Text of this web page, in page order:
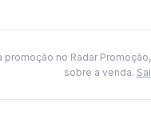
promoção no Radar
sobre a venda.